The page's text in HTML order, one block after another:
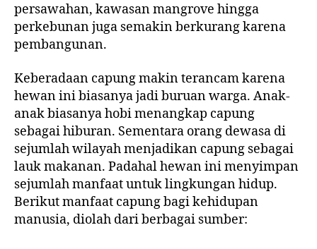
persawahan, kawasan mangrove hingga
perkebunan juga semakin berkurang karena
pembangunan.
Keberadaan capung makin terancam karena
hewan ini biasanya jadi buruan warga. Anak-
anak biasanya hobi menangkap capung
sebagai hiburan. Sementara orang dewasa di
sejumlah wilayah menjadikan capung sebagai
lauk makanan. Padahal hewan ini menyimpan
sejumlah manfaat untuk lingkungan hidup.
Berikut manfaat capung bagi kehidupan
manusia, diolah dari berbagai sumber: